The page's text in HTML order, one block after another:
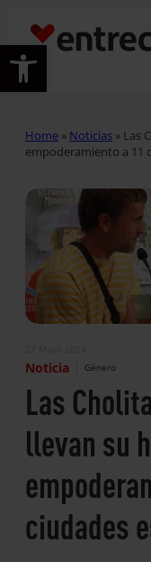
Abrir barra de
Home » Noticias » Las
empoderamiento a 11
Noticia Género
Las
llevan su
ciudades